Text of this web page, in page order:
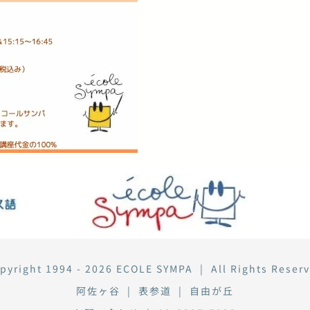
1994 - 2026 ECOLE SYMPA | All Rights
阿佐ヶ谷 | 表参道 | 自由が丘